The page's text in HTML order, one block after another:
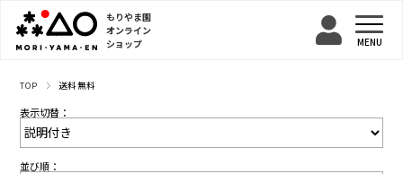
もりやま園
オンライン
ショップ
TOP 送料無料
表示切替：
並び順：